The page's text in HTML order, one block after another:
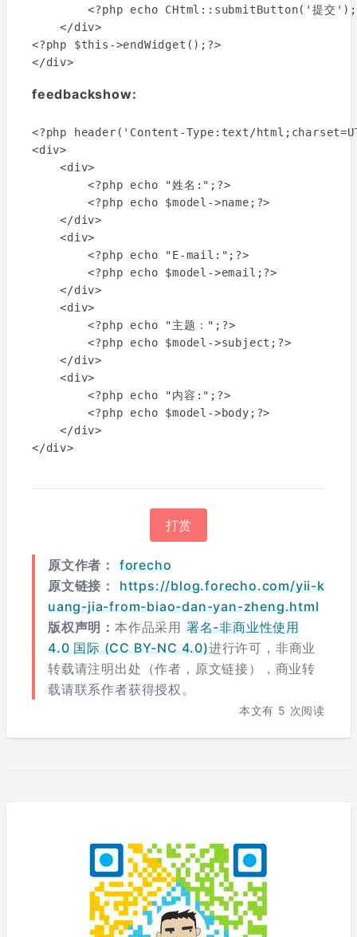
<?php echo CHtml::submitButton('提交
    </div>
<?php $this->endWidget();?>
feedbackshow:
<?php header('Content-Type:text/
<div>
    <div>
        <?php echo "姓名:";?>
        <?php echo $model->name;?>
    </div>
    <div>
        <?php echo "E-mail:";?>
        <?php echo $model->email;?>
    </div>
    <div>
        <?php echo "主题：";?>
        <?php echo $model->subject;?>
    </div>
    <div>
        <?php echo "内容:";?>
        <?php echo $model->body;?>
    </div>
</div>
打赏
原文作者：
forecho
原文链接：
https://blog.forecho.com/yii-k
uang-jia-from-biao-dan-yan-zheng.html
版权声明： 本作品采用 署名-非商业性使用
4.0 国际 (CC BY-NC 4.0)进行许可，非商业
转载请注明出处（作者，原文链接），商业转
载请联系作者获得授权。
本文有 5 次阅读